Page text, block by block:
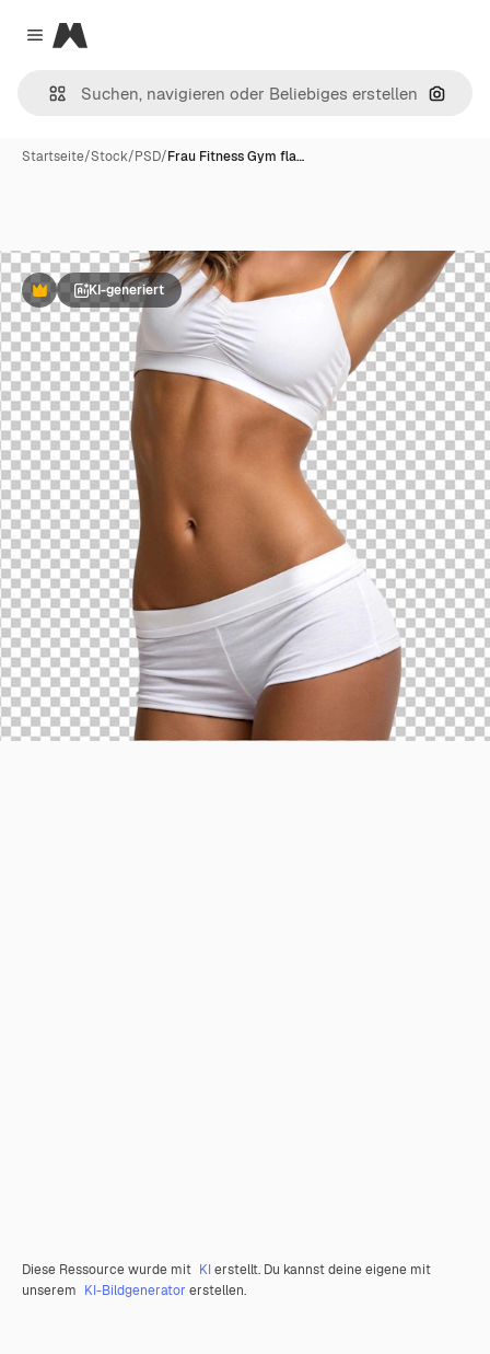
Close menu
Magnific
Nach
Startseite/Stock/PSD/Frau Fitness Gym fla…
PremiumKI-generiert
Diese Ressource wurde mit KIerstellt. Du kannst deine eigene mit
unserem KI-Bildgenerator erstellen.